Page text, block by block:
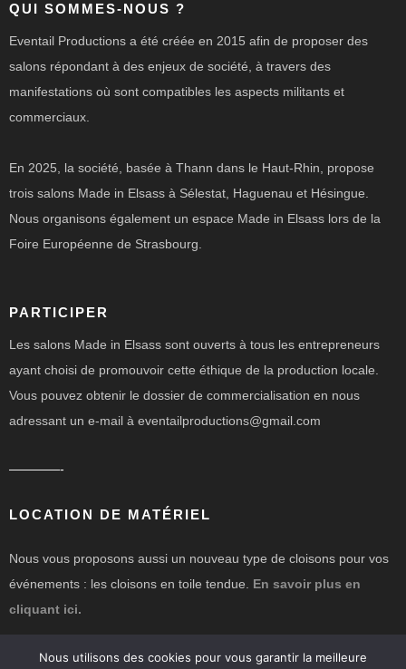
QUI SOMMES-NOUS ?
Eventail Productions a été créée en 2015 afin de proposer des
salons répondant à des enjeux de société, à travers des
manifestations où sont compatibles les aspects militants et
commerciaux.
En 2025, la société, basée à Thann dans le Haut-Rhin, propose
trois salons Made in Elsass à Sélestat, Haguenau et Hésingue.
Nous organisons également un espace Made in Elsass lors de la
Foire Européenne de Strasbourg.
PARTICIPER
Les salons Made in Elsass sont ouverts à tous les entrepreneurs
ayant choisi de promouvoir cette éthique de la production locale.
Vous pouvez obtenir le dossier de commercialisation en nous
adressant un e-mail à eventailproductions@gmail.com
————-
LOCATION DE MATÉRIEL
Nous vous proposons aussi un nouveau type de cloisons pour vos
événements : les cloisons en toile tendue. En savoir plus en
cliquant ici.
Nous utilisons des cookies pour vous garantir la meilleure